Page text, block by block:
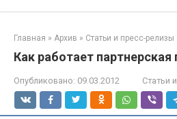
Главная » Архив » Статьи и пресс-релизы
Как работает
Опубликовано: 09.03.2012 Статьи